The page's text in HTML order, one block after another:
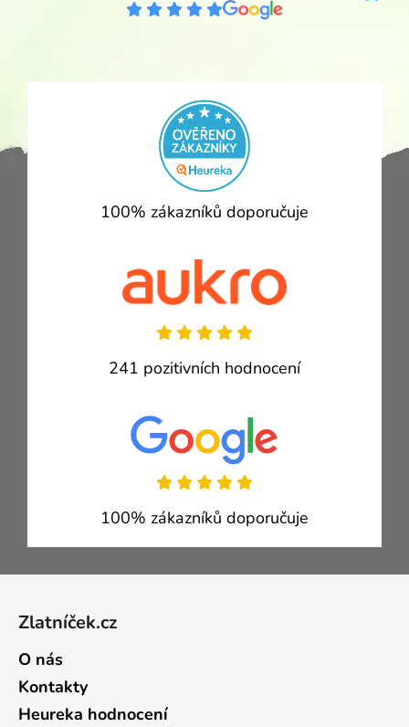
100% zákazníků doporučuje
241 pozitivních hodnocení
100% zákazníků doporučuje
Zlatníček.cz
O nás
Kontakty
Heureka hodnocení